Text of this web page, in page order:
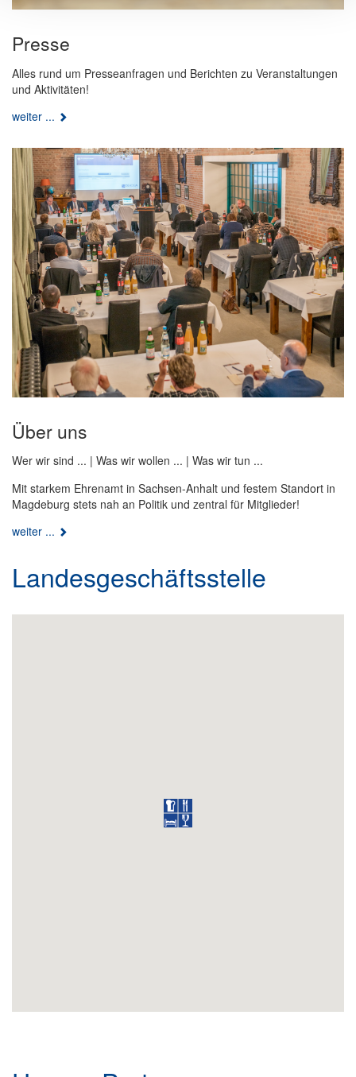
Presse
Alles rund um Presseanfragen und Berichten zu Veranstaltungen
und Aktivitäten!
weiter ...
Über uns
Wer wir sind ... | Was wir wollen ... | Was wir tun ...
Mit starkem Ehrenamt in Sachsen-Anhalt und festem Standort in
Magdeburg stets nah an Politik und zentral für Mitglieder!
weiter ...
Landesgeschäftsstelle